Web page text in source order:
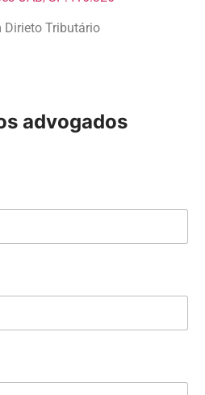
Dirieto Tributário
advogados